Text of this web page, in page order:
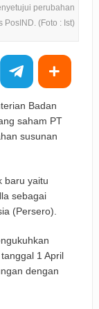
perubahan
PosIND. (Foto : Ist)
Badan
saham PT
susunan
baru yaitu
sebagai
(Persero).
1 April
dengan